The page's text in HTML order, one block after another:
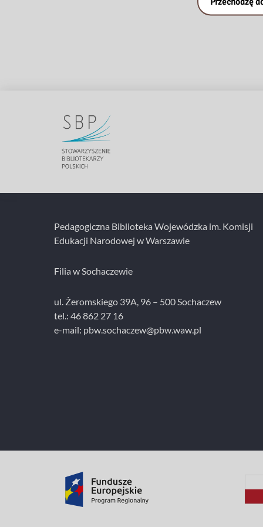
Pedagogiczna Biblioteka Wojewódzka im. Komisji
Edukacji Narodowej w Warszawie
Filia w Sochaczewie
ul. Żeromskiego 39A, 96 – 500 Sochaczew
tel.: 46 862 27 16
e-mail: pbw.sochaczew@pbw.waw.pl